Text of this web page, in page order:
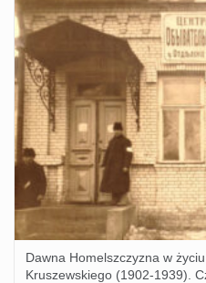
Dawna Homelszczyzna w
Kruszewskiego (1902-1939).